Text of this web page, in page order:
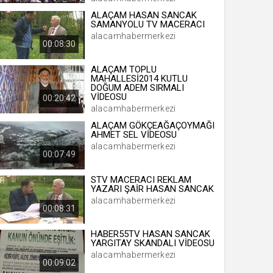
yıl 00:08:30
ALAÇAM HASAN SANCAK
SAMANYOLU TV MACERACI
alacamhabermerkezi
00:20:42
ALAÇAM TOPLU
MAHALLESİ2014 KUTLU
DOĞUM ADEM SIRMALI
VİDEOSU
alacamhabermerkezi
00:07:49
ALAÇAM GÖKÇEAĞAÇOYMAĞI
AHMET SEL VİDEOSU
alacamhabermerkezi
00:08:31
STV MACERACI REKLAM
YAZARI ŞAİR HASAN SANCAK
alacamhabermerkezi
00:09:02
HABER55TV HASAN SANCAK
YARGITAY SKANDALI VİDEOSU
alacamhabermerkezi